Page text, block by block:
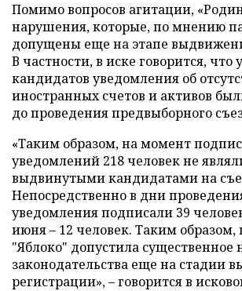
Помимо вопросов агитации,
нарушения, которые, по мнению
допущены еще на этапе
В частности, в иске говорится, что
кандидатов уведомления об
иностранных счетов и активов
до проведения предвыборного
«Таким образом, на момент
уведомлений 218 человек не
выдвинутыми кандидатами на
Непосредственно в дни
уведомления подписали 39
июня – 12 человек. Таким образом,
"Яблоко" допустила существенное
законодательства еще на стадии
регистрации», – говорится в